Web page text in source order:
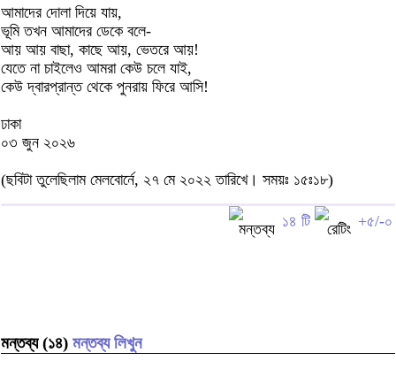
আমাদের দোলা দিয়ে যায়,
ভূমি তখন আমাদের ডেকে বলে-
আয় আয় বাছা, কাছে আয়, ভেতরে আয়!
যেতে না চাইলেও আমরা কেউ চলে যাই,
কেউ দ্বারপ্রান্ত থেকে পুনরায় ফিরে আসি!
ঢাকা
০৩ জুন ২০২৬
(ছবিটা তুলেছিলাম মেলবোর্নে, ২৭ মে ২০২২ তারিখে। সময়ঃ ১৫ঃ১৮)
১৪ টি +৫/-০
মন্তব্য (১৪) মন্তব্য লিখুন